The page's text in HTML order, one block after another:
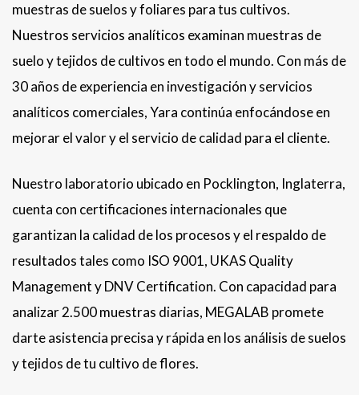
muestras de suelos y foliares para tus cultivos.
Nuestros servicios analíticos examinan muestras de
suelo y tejidos de cultivos en todo el mundo. Con más de
30 años de experiencia en investigación y servicios
analíticos comerciales, Yara continúa enfocándose en
mejorar el valor y el servicio de calidad para el cliente.
Nuestro laboratorio ubicado en Pocklington, Inglaterra,
cuenta con certificaciones internacionales que
garantizan la calidad de los procesos y el respaldo de
resultados tales como ISO 9001, UKAS Quality
Management y DNV Certification. Con capacidad para
analizar 2.500 muestras diarias, MEGALAB promete
darte asistencia precisa y rápida en los análisis de suelos
y tejidos de tu cultivo de flores.